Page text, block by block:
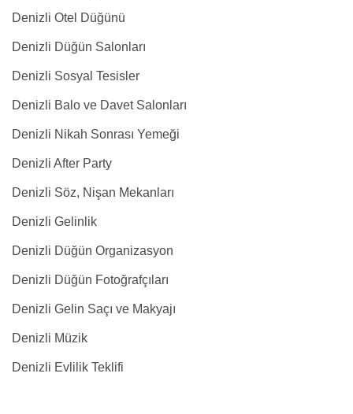
Denizli Otel Düğünü
Denizli Düğün Salonları
Denizli Sosyal Tesisler
Denizli Balo ve Davet Salonları
Denizli Nikah Sonrası Yemeği
Denizli After Party
Denizli Söz, Nişan Mekanları
Denizli Gelinlik
Denizli Düğün Organizasyon
Denizli Düğün Fotoğrafçıları
Denizli Gelin Saçı ve Makyajı
Denizli Müzik
Denizli Evlilik Teklifi